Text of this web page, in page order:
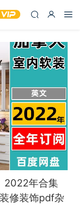
2022年合集
修装饰pdf杂